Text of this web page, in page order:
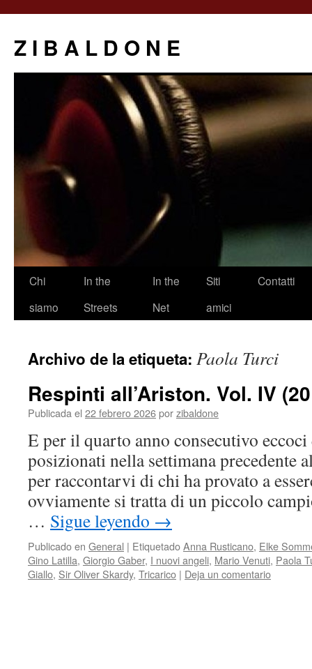
Z I B A L D O N E
Saltar
Chi
siamo
In the
Streets
In the
Net
Siti
amici
Contatti
Archivo de la etiqueta: Paola Turci
Respinti all’Ariston. Vol. IV
Publicada el 22 febrero 2026porzibaldone
E per il quarto anno consecutivo
posizionati nella settimana precedente
per raccontarvi di chi ha provato a
ovviamente si tratta di un piccolo
… Sigue leyendo →
Publicado en General | EtiquetadoAnna Rusticano, Elke
Gino Latilla, Giorgio Gaber, I nuovi angeli, Mario Venuti, Paola
Giallo, Sir Oliver Skardy, Tricarico | Deja un comentario